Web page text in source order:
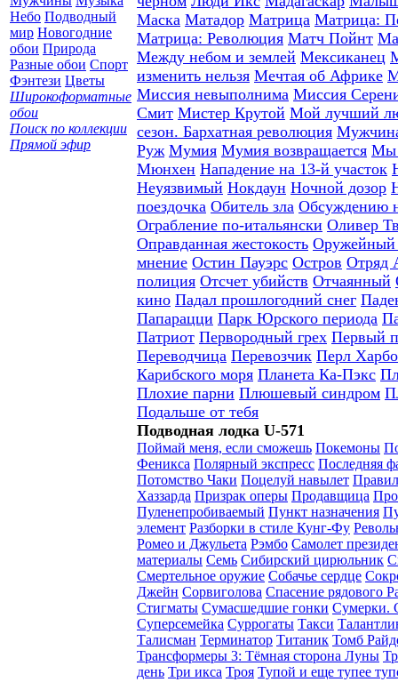
Небо Подводный
мир Новогодние
обои Природа
Разные обои Спорт
Фэнтези Цветы
Широкоформатные
обои
Поиск по коллекции
Прямой эфир
Маска Матадор Матрица Матрица:
Матрица: Революция Матч Пойнт
Между небом и землей Мексиканец
изменить нельзя Мечтая об Африке
Миссия невыполнима Миссия
Смит Мистер Крутой Мой лучший
сезон. Бархатная революция
Руж Мумия Мумия возвращается Мы
Мюнхен Нападение на 13-й участок
Неуязвимый Нокдаун Ночной дозор
поездочка Обитель зла Обсуждению
Ограбление по-итальянски Оливер
Оправданная жестокость Оружейный
мнение Остин Пауэрс Остров Отряд
полиция Отсчет убийств Отчаянный
кино Падал прошлогодний снег
Папарацци Парк Юрского периода
Патриот Первородный грех Первый
Переводчица Перевозчик Перл
Карибского моря Планета Ка-Пэкс
Плохие парни Плюшевый синдром
Подальше от тебя
Подводная лодка U-571
Поймай меня, если сможешь Покемоны
Феникса Полярный экспресс Последняя
Потомство Чаки Поцелуй навылет
Хаззарда Призрак оперы Продавщица
Пуленепробиваемый Пункт назначения
элемент Разборки в стиле Кунг-Фу
Ромео и Джульета Рэмбо Самолет
материалы Семь Сибирский цирюльник
Смертельное оружие Собачье сердце
Джейн Сорвиголова Спасение рядового
Стигматы Сумасшедшие гонки Сумерки.
Суперсемейка Суррогаты Такси
Талисман Терминатор Титаник Томб
Трансформеры 3: Тёмная сторона Луны
день Три икса Троя Тупой и еще тупее